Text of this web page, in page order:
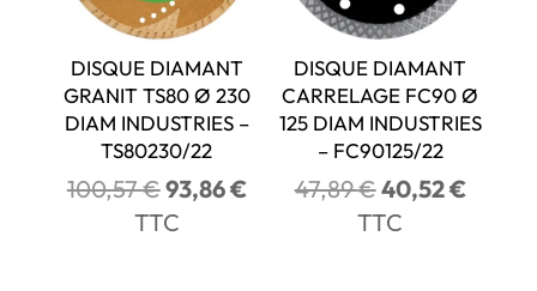
DISQUE DIAMANT
GRANIT TS80 Ø 230
DIAM INDUSTRIES –
TS80230/22
100,57€Le
prix
93,86€Le
TTC
DISQUE DIAMANT
CARRELAGE FC90 Ø
125 DIAM INDUSTRIES
– FC90125/22
47,89€Le
prix
40,52€Le
TTC